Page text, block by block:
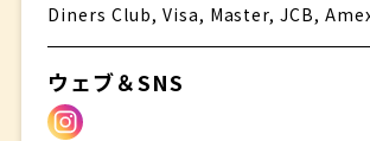
Diners Club, Visa, Master, JCB,
ウェブ＆SNS